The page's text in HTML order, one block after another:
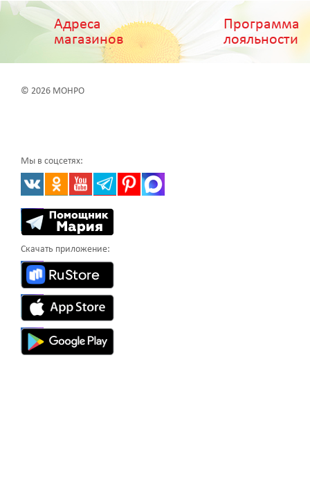
Адреса
магазинов
Программа
лояльности
© 2026 МОНРО
Мы в соцсетях:
Скачать приложение: